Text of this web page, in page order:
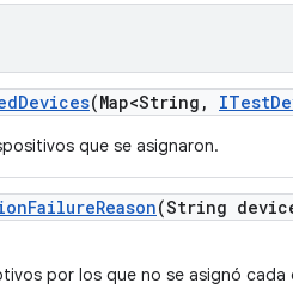
Devices(Map<String , ITest
que se asignaron.
FailureReason(String
por los que no se asignó